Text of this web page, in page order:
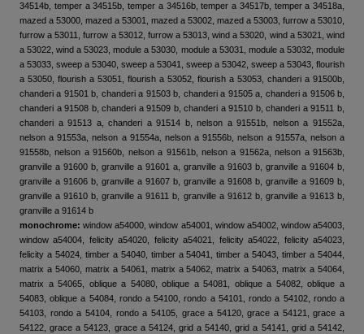
34514b, temper a 34515b, temper a 34516b, temper a 34517b, temper a 34518a,
mazed a 53000, mazed a 53001, mazed a 53002, mazed a 53003, furrow a 53010,
furrow a 53011, furrow a 53012, furrow a 53013, wind a 53020, wind a 53021, wind
a 53022, wind a 53023, module a 53030, module a 53031, module a 53032, module
a 53033, sweep a 53040, sweep a 53041, sweep a 53042, sweep a 53043, flourish
a 53050, flourish a 53051, flourish a 53052, flourish a 53053, chanderi a 91500b,
chanderi a 91501 b, chanderi a 91503 b, chanderi a 91505 a, chanderi a 91506 b,
chanderi a 91508 b, chanderi a 91509 b, chanderi a 91510 b, chanderi a 91511 b,
chanderi a 91513 a, chanderi a 91514 b, nelson a 91551b, nelson a 91552a,
nelson a 91553a, nelson a 91554a, nelson a 91556b, nelson a 91557a, nelson a
91558b, nelson a 91560b, nelson a 91561b, nelson a 91562a, nelson a 91563b,
granville a 91600 b, granville a 91601 a, granville a 91603 b, granville a 91604 b,
granville a 91606 b, granville a 91607 b, granville a 91608 b, granville a 91609 b,
granville a 91610 b, granville a 91611 b, granville a 91612 b, granville a 91613 b,
granville a 91614 b
monochrome: window a54000, window a54001, window a54002, window a54003,
window a54004, felicity a54020, felicity a54021, felicity a54022, felicity a54023,
felicity a 54024, timber a 54040, timber a 54041, timber a 54043, timber a 54044,
matrix a 54060, matrix a 54061, matrix a 54062, matrix a 54063, matrix a 54064,
matrix a 54065, oblique a 54080, oblique a 54081, oblique a 54082, oblique a
54083, oblique a 54084, rondo a 54100, rondo a 54101, rondo a 54102, rondo a
54103, rondo a 54104, rondo a 54105, grace a 54120, grace a 54121, grace a
54122, grace a 54123, grace a 54124, grid a 54140, grid a 54141, grid a 54142,